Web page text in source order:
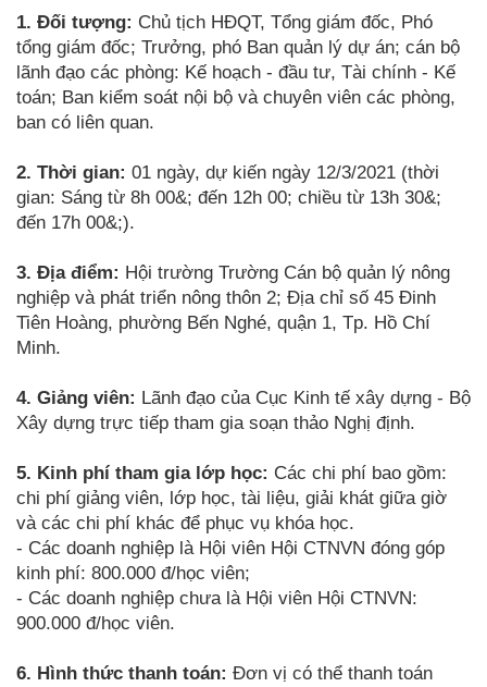
1. Đối tượng: Chủ tịch HĐQT, Tổng giám đốc, Phó
tổng giám đốc; Trưởng, phó Ban quản lý dự án; cán bộ
lãnh đạo các phòng: Kế hoạch - đầu tư, Tài chính - Kế
toán; Ban kiểm soát nội bộ và chuyên viên các phòng,
ban có liên quan.
2. Thời gian: 01 ngày, dự kiến ngày 12/3/2021 (thời
gian: Sáng từ 8h 00&; đến 12h 00; chiều từ 13h 30&;
đến 17h 00&;).
3. Địa điểm: Hội trường Trường Cán bộ quản lý nông
nghiệp và phát triển nông thôn 2; Địa chỉ số 45 Đinh
Tiên Hoàng, phường Bến Nghé, quận 1, Tp. Hồ Chí
Minh.
4. Giảng viên: Lãnh đạo của Cục Kinh tế xây dựng - Bộ
Xây dựng trực tiếp tham gia soạn thảo Nghị định.
5. Kinh phí tham gia lớp học: Các chi phí bao gồm:
chi phí giảng viên, lớp học, tài liệu, giải khát giữa giờ
và các chi phí khác để phục vụ khóa học.
- Các doanh nghiệp là Hội viên Hội CTNVN đóng góp
kinh phí: 800.000 đ/học viên;
- Các doanh nghiệp chưa là Hội viên Hội CTNVN:
900.000 đ/học viên.
6. Hình thức thanh toán: Đơn vị có thể thanh toán